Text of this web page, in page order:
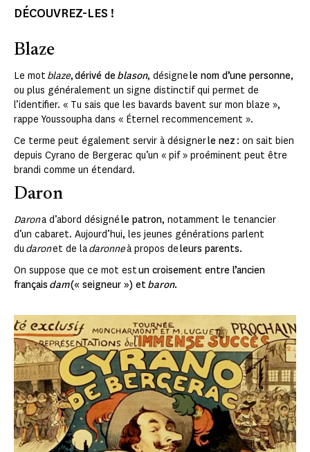
DÉCOUVREZ-LES !
Blaze
Le motblaze,dérivé de blason, désignele nom d’une personne,
ou plus généralement un signe distinctif qui permet de
l’identifier. « Tu sais que les bavards bavent sur mon blaze »,
rappe Youssoupha dans « Éternel recommencement ».
Ce terme peut également servir à désignerle nez : on sait bien
depuis Cyrano de Bergerac qu’un « pif » proéminent peut être
brandi comme un étendard.
Daron
Darona d’abord désignéle patron, notamment le tenancier
d’un cabaret. Aujourd’hui, les jeunes générations parlent
du daronet de ladaronneà propos deleurs parents.
On suppose que ce mot estun croisement entre l’ancien
français dam(« seigneur ») etbaron.